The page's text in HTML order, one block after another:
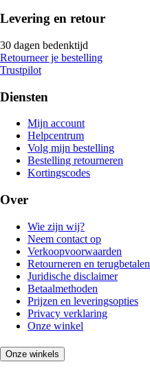
Levering en retour
30 dagen bedenktijd
Retourneer je bestelling
Trustpilot
Diensten
Mijn account
Helpcentrum
Volg mijn bestelling
Bestelling retourneren
Kortingscodes
Over
Wie zijn wij?
Neem contact op
Verkoopvoorwaarden
Retourneren en terugbetalen
Juridische disclaimer
Betaalmethoden
Prijzen en leveringsopties
Privacy verklaring
Onze winkel
Onze winkels